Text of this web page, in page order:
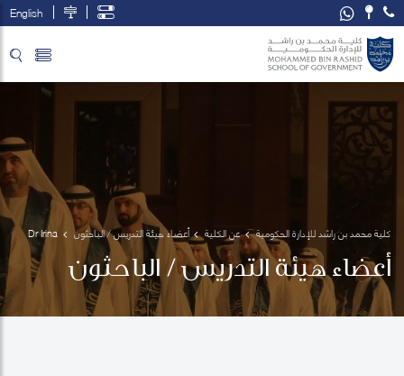
English
كلية محمد بن راشد للإدارة الحكومية عن الكلية أعضاء هيئة التدريس / الباحثون
Dr Irina
Berezhnova
Godchaux
أعضاء هيئة التدريس / الباحثون